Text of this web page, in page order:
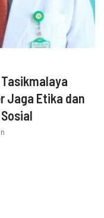
Tasikmalaya
Jaga Etika dan